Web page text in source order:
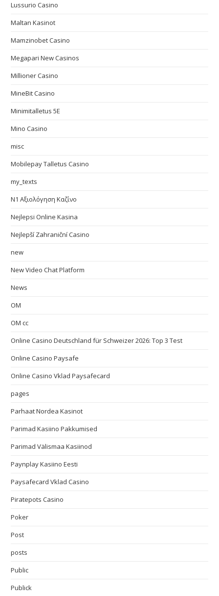
Lussurio Casino
Maltan Kasinot
Mamzinobet Casino
Megapari New Casinos
Millioner Casino
MineBit Casino
Minimitalletus 5E
Mino Casino
misc
Mobilepay Talletus Casino
my_texts
N1 Αξιολόγηση Καζίνο
Nejlepsi Online Kasina
Nejlepší Zahraniční Casino
new
New Video Chat Platform
News
OM
OM cc
Online Casino Deutschland für Schweizer 2026: Top 3 Test
Online Casino Paysafe
Online Casino Vklad Paysafecard
pages
Parhaat Nordea Kasinot
Parimad Kasiino Pakkumised
Parimad Välismaa Kasiinod
Paynplay Kasiino Eesti
Paysafecard Vklad Casino
Piratepots Casino
Poker
Post
posts
Public
Publick